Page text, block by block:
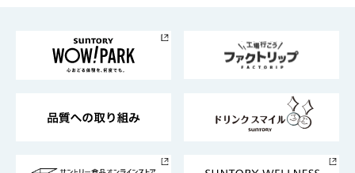
地域情報
サントリーサンバーズ大阪
サントリーが考えるサステナビリティ経営
企業概要